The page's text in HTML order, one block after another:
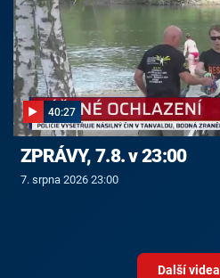
40:27
ZPRÁVY, 7.8. v 23:00
7. srpna 2026 23:00
Další videa